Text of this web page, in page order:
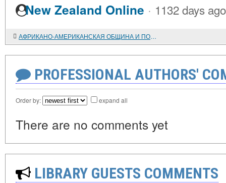
New Zealand Online · 1132 days ago
АФРИКАНО-АМЕРИКАНСКАЯ ОБЩИНА И ПОЛИТИКА США В АФРИКЕ
PROFESSIONAL AUTHORS'
Order by: expand all
There are no comments yet
LIBRARY GUESTS COMMENTS